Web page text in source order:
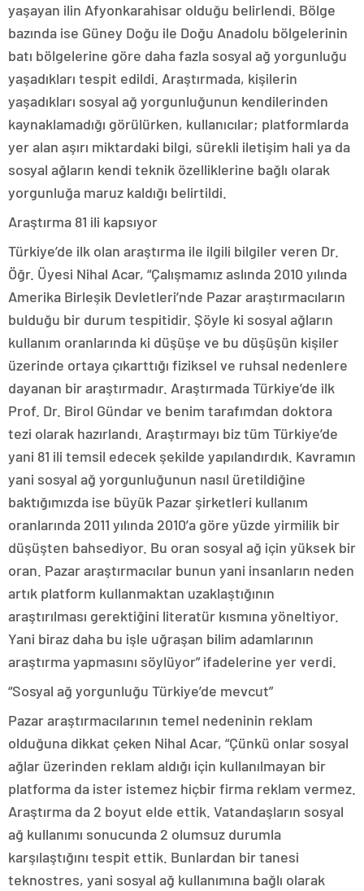
yaşayan ilin Afyonkarahisar olduğu belirlendi. Bölge
bazında ise Güney Doğu ile Doğu Anadolu bölgelerinin
batı bölgelerine göre daha fazla sosyal ağ yorgunluğu
yaşadıkları tespit edildi. Araştırmada, kişilerin
yaşadıkları sosyal ağ yorgunluğunun kendilerinden
kaynaklamadığı görülürken, kullanıcılar; platformlarda
yer alan aşırı miktardaki bilgi, sürekli iletişim hali ya da
sosyal ağların kendi teknik özelliklerine bağlı olarak
yorgunluğa maruz kaldığı belirtildi.
Araştırma 81 ili kapsıyor
Türkiye’de ilk olan araştırma ile ilgili bilgiler veren Dr.
Öğr. Üyesi Nihal Acar, “Çalışmamız aslında 2010 yılında
Amerika Birleşik Devletleri’nde Pazar araştırmacıların
bulduğu bir durum tespitidir. Şöyle ki sosyal ağların
kullanım oranlarında ki düşüşe ve bu düşüşün kişiler
üzerinde ortaya çıkarttığı fiziksel ve ruhsal nedenlere
dayanan bir araştırmadır. Araştırmada Türkiye’de ilk
Prof. Dr. Birol Gündar ve benim tarafımdan doktora
tezi olarak hazırlandı. Araştırmayı biz tüm Türkiye’de
yani 81 ili temsil edecek şekilde yapılandırdık. Kavramın
yani sosyal ağ yorgunluğunun nasıl üretildiğine
baktığımızda ise büyük Pazar şirketleri kullanım
oranlarında 2011 yılında 2010’a göre yüzde yirmilik bir
düşüşten bahsediyor. Bu oran sosyal ağ için yüksek bir
oran. Pazar araştırmacılar bunun yani insanların neden
artık platform kullanmaktan uzaklaştığının
araştırılması gerektiğini literatür kısmına yöneltiyor.
Yani biraz daha bu işle uğraşan bilim adamlarının
araştırma yapmasını söylüyor” ifadelerine yer verdi.
“Sosyal ağ yorgunluğu Türkiye’de mevcut”
Pazar araştırmacılarının temel nedeninin reklam
olduğuna dikkat çeken Nihal Acar, “Çünkü onlar sosyal
ağlar üzerinden reklam aldığı için kullanılmayan bir
platforma da ister istemez hiçbir firma reklam vermez.
Araştırma da 2 boyut elde ettik. Vatandaşların sosyal
ağ kullanımı sonucunda 2 olumsuz durumla
karşılaştığını tespit ettik. Bunlardan bir tanesi
teknostres, yani sosyal ağ kullanımına bağlı olarak